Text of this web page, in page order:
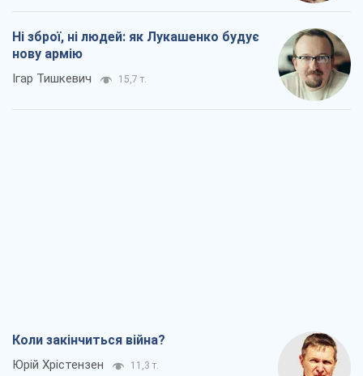
Ні зброї, ні людей: як Лукашенко будує
нову армію
Ігар Тишкевич 15,7 т.
Коли закінчиться війна?
Юрій Хрістензен 11,3 т.